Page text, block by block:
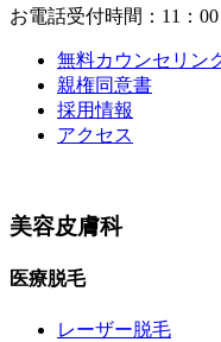
お電話受付時間：11：
無料カウンセリン
親権同意書
採用情報
アクセス
美容皮膚科
医療脱毛
レーザー脱毛